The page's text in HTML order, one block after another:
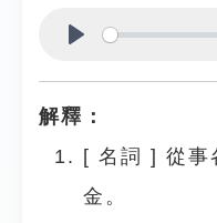
解釋：
[ 名詞 ] 從事
金。